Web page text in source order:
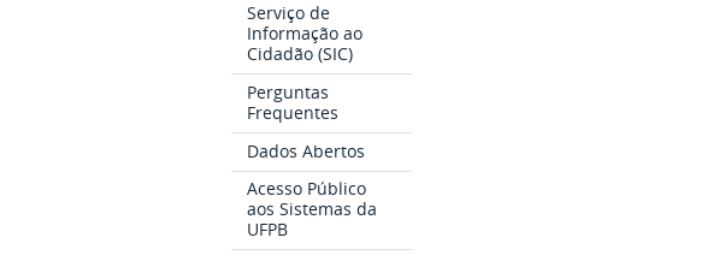
Serviço de
Informação ao
Cidadão (SIC)
Perguntas
Frequentes
Dados Abertos
Acesso Público
aos Sistemas da
UFPB